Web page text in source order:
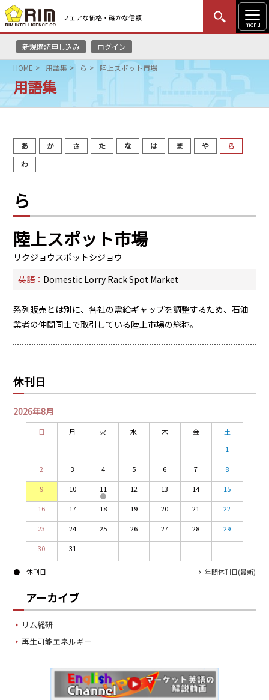
フェアな価格・確かな信頼
menu
新規購読申し込み ログイン
MENU
更新 はじめての方
HOME
リムレポート
研修・セミナー
コンサルティング
PRA原則
Q & A
会社概要
採用情報
English Website
瑞姆亜太能源諮問(北京)
HOME 用語集 ら 陸上スポット市場
用語集
あ か さ た な は ま や
ら
わ
ら
陸上スポット市場
リクジョウスポットシジョウ
英語： Domestic Lorry Rack Spot Market
系列販売とは別に、各社の需給ギャップを調整するため、石油
業者の仲間同士で取引している陸上市場の総称。
休刊日
2026年8月
日 月 火 水 木 金
土
-
- - - - - 1
2 3 4 5 6 7 8
9 10 11 12 13 14 15
16 17 18 19 20 21 22
23 24 25 26 27 28 29
30 31 - - - - -
●…休刊日 年間休刊日(最新)
アーカイブ
リム総研
再生可能エネルギー